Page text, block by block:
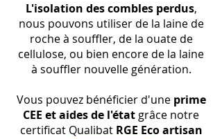
L'isolation des combles perdus,
nous pouvons utiliser de la laine de
roche à souffler, de la ouate de
cellulose, ou bien encore de la laine
à souffler nouvelle génération.
Vous pouvez bénéficier d'uneprime
CEE et aides de l'état grâce notre
certificat Qualibat RGE Eco artisan